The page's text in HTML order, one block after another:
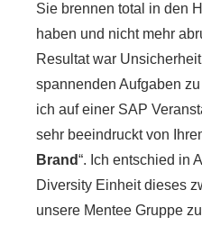
Sie brennen total in den
haben und nicht mehr
Resultat war
spannenden Aufgaben
ich auf einer SAP
sehr beeindruckt von
Brand“. Ich entschied in
Diversity Einheit dieses
unsere Mentee Gruppe